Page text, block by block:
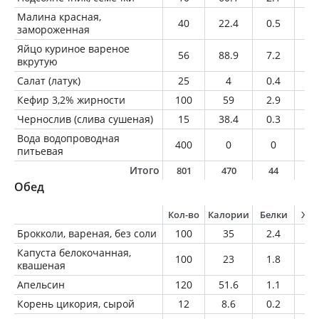
Малина красная,
замороженная
40 22.4 0.5
Яйцо куриное вареное
вкрутую
56 88.9 7.2
Салат (латук)
25 4 0.4
Кефир 3,2% жирности
100 59 2.9
Чернослив (слива сушеная)
15 38.4 0.3
Вода водопроводная
питьевая
400 0 0
Итого
801 470 44
Обед
Кол-во Калории Белки
Брокколи, вареная, без соли 100 35 2.4
Капуста белокочанная,
квашеная
100 23 1.8
Апельсин
120 51.6 1.1
Корень цикория, сырой
12 8.6 0.2